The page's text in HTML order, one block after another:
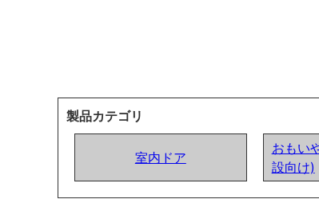
製品カテゴリ
室内ドア
おもい
設向け)